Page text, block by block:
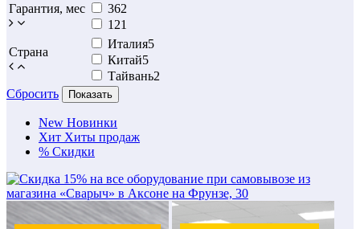
Гарантия, мес
362
121
Страна
Италия5
Китай5
Тайвань2
Сбросить
Показать
New Новинки
Хит Хиты продаж
% Скидки